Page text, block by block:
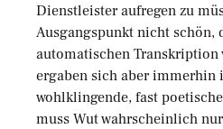
Dienstleister aufregen zu
Ausgangspunkt nicht schön,
automatischen Transkription
ergaben sich aber immerhin
wohlklingende, fast
muss Wut wahrscheinlich